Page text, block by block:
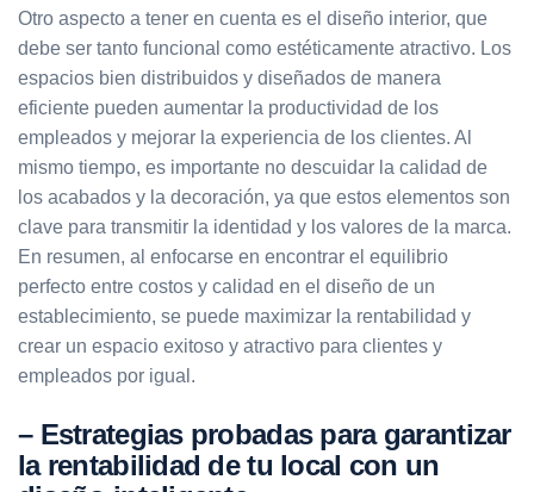
Otro aspecto a tener en cuenta es el diseño interior, que
debe ser tanto funcional como estéticamente atractivo. Los
espacios bien distribuidos y diseñados de manera
eficiente pueden aumentar la productividad de los
empleados y mejorar la experiencia de los clientes. Al
mismo tiempo, es importante no descuidar la calidad de
los acabados y la decoración, ya que estos elementos son
clave para transmitir la identidad y los valores de la marca.
En resumen, al enfocarse en encontrar el equilibrio
perfecto entre costos y calidad en el diseño de un
establecimiento, se puede maximizar la rentabilidad y
crear un espacio exitoso y atractivo para clientes y
empleados por igual.
– Estrategias probadas para garantizar
la rentabilidad de tu local con un